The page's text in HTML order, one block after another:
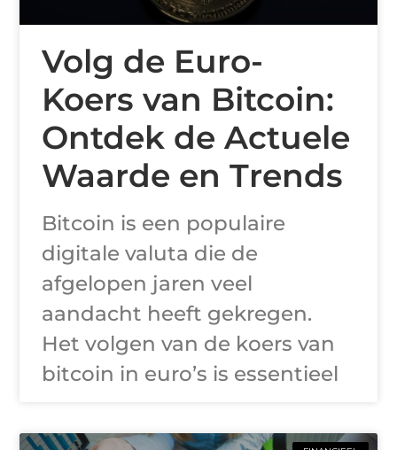
Volg de Euro-
Koers van Bitcoin:
Ontdek de Actuele
Waarde en Trends
Bitcoin is een populaire
digitale valuta die de
afgelopen jaren veel
aandacht heeft gekregen.
Het volgen van de koers van
bitcoin in euro’s is essentieel